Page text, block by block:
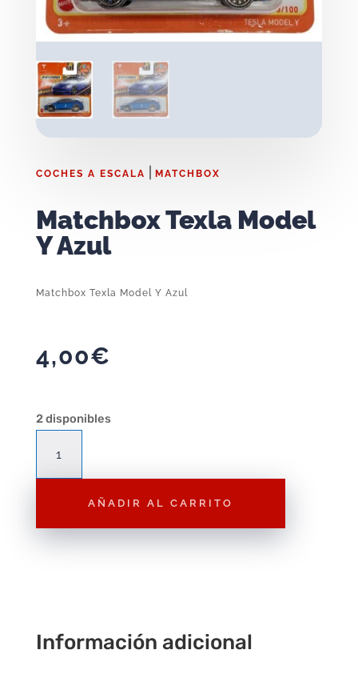
COCHES A ESCALA MATCHBOX
Matchbox Texla Model
Y Azul
Matchbox Texla Model Y Azul
4,00€
2 disponibles
Texla
Model
AÑADIR AL CARRITO
Información adicional